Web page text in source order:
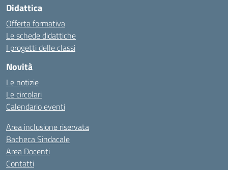
Didattica
Offerta formativa
Le schede didattiche
I progetti delle classi
Novità
Le notizie
Le circolari
Calendario eventi
Area inclusione riservata
Bacheca Sindacale
Area Docenti
Contatti